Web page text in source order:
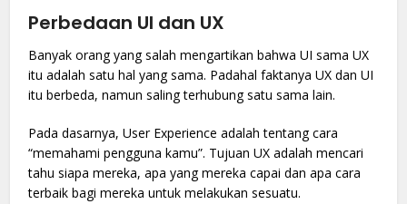
Perbedaan UI dan UX
Banyak orang yang salah mengartikan bahwa UI sama UX
itu adalah satu hal yang sama. Padahal faktanya UX dan UI
itu berbeda, namun saling terhubung satu sama lain.
Pada dasarnya, User Experience adalah tentang cara
“memahami pengguna kamu”. Tujuan UX adalah mencari
tahu siapa mereka, apa yang mereka capai dan apa cara
terbaik bagi mereka untuk melakukan sesuatu.